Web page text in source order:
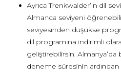
Ayrıca Trenkwalder’ın dil
Almanca seviyeni
seviyesinden düşükse
dil programına indirimli
geliştirebilirsin.
deneme süresinin